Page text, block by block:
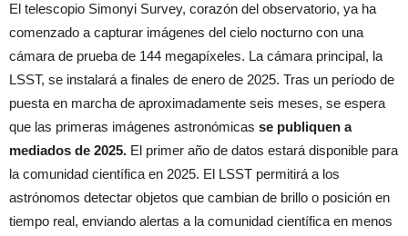
El telescopio Simonyi Survey, corazón del observatorio, ya ha
comenzado a capturar imágenes del cielo nocturno con una
cámara de prueba de 144 megapíxeles. La cámara principal, la
LSST, se instalará a finales de enero de 2025. Tras un período de
puesta en marcha de aproximadamente seis meses, se espera
que las primeras imágenes astronómicas se publiquen a
mediados de 2025. El primer año de datos estará disponible para
la comunidad científica en 2025. El LSST permitirá a los
astrónomos detectar objetos que cambian de brillo o posición en
tiempo real, enviando alertas a la comunidad científica en menos